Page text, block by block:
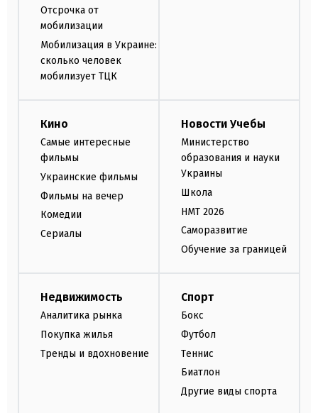
Отсрочка от
мобилизации
Мобилизация в Украине:
сколько человек
мобилизует ТЦК
Кино
Самые интересные
фильмы
Украинские фильмы
Фильмы на вечер
Комедии
Сериалы
Новости Учебы
Министерство
образования и науки
Украины
Школа
НМТ 2026
Саморазвитие
Обучение за границей
Недвижимость
Аналитика рынка
Покупка жилья
Тренды и вдохновение
Спорт
Бокс
Футбол
Теннис
Биатлон
Другие виды спорта